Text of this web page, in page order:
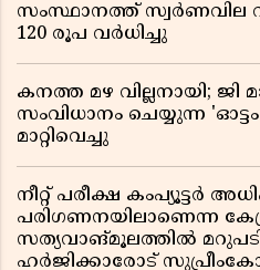
സംസ്ഥാനത്ത് സ്വര്‍ണവില
120 രൂപ വര്‍ധിച്ചു
കനത്ത മഴ വില്ലനായി; ജി
സംവിധാനം ചെയ്യുന്ന
മാറ്റിവെച്ചു
നീറ്റ് പരീക്ഷ കംപ്യൂട്ടർ
പരിഗണനയിലാണെന്ന
സത്യവാങ്മൂലത്തിൽ
ഹർജിക്കാരോട്